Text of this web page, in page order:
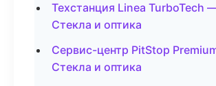
Техстанция Linea TurboTech
Стекла и оптика
Сервис-центр PitStop
Стекла и оптика